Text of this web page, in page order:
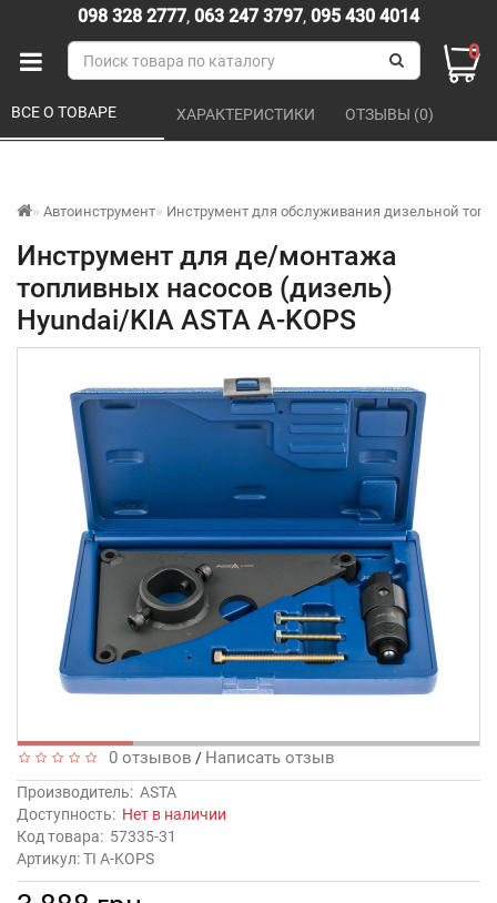
098 328 2777, 063 247 3797, 095 430 4014
0
Автоинструмент Инструмент для обслуживания дизельной
Инструмент для де/монтажа
топливных насосов (дизель)
Hyundai/KIA ASTA A-KOPS
ВСЕ О ТОВАРЕ ХАРАКТЕРИСТИКИ ОТЗЫВЫ (0)
0 отзывов / Написать отзыв
Производитель: ASTA
Доступность: Нет в наличии
Код товара: 57335-31
Артикул: TI A-KOPS